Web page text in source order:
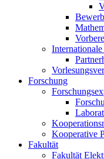
Forschung
Kooperative
Fakultät
Fakultät